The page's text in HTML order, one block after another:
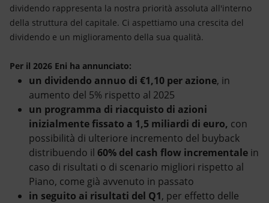
dividendo rappresenta la nostra priorità assoluta all'interno
della struttura del capitale. Ci aspettiamo una crescita del
dividendo e un miglioramento della sua qualità.
Per il 2026 Eni ha annunciato:
un dividendo annuo di €1,10 per azione, in
aumento del 5% rispetto al 2025
un programma di riacquisto di azioni
inizialmente fissato a 1,5 miliardi di euro, con
possibilità di ulteriore incremento del buyback
distribuendo il 60% del cash flow incrementale in
caso di risultati o di scenario migliori rispetto al
Piano, come già avvenuto in passato
in seguito ai risultati del Q1, per effetto delle